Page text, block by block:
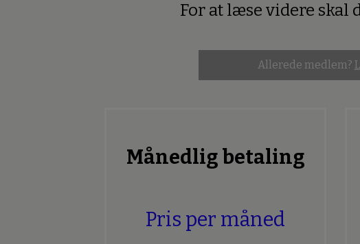
PremiumFor at læse videre skal
Allerede medlem?
Månedlig betaling
Pris per måned